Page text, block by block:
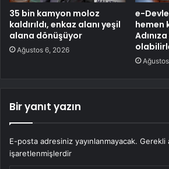
35 bin kamyon moloz
kaldırıldı, enkaz alanı yeşil
alana dönüşüyor
Ağustos 6, 2026
e-
hemen
Bir yanıt yazın
E-posta adresiniz yayınlanmayacak. Gerekli
işaretlenmişlerdir